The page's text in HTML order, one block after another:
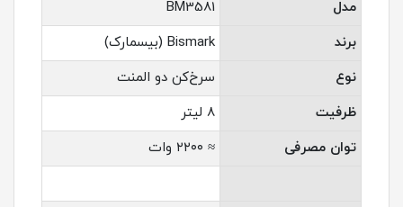
مدل
BM3581
برند
Bismark (بیسمارک)
نوع
سرخ‌کن دو المنت
ظرفیت
۸ لیتر
توان مصرفی
≈ ۲۲۰۰ وات